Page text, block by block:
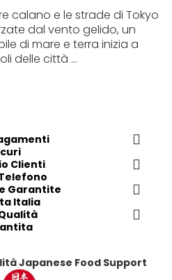
calano e le strade di Tokyo
dal vento gelido, un
di mare e terra inizia a
delle città ...
Clienti
Garantite
Italia
Japanese Food Support